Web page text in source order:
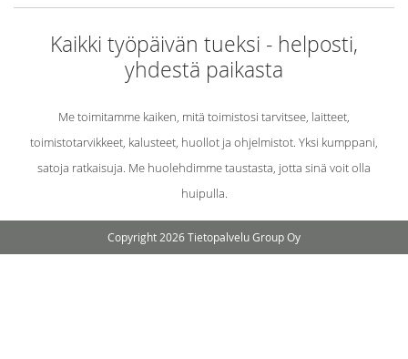
Kaikki työpäivän tueksi - helposti,
yhdestä paikasta
Me toimitamme kaiken, mitä toimistosi tarvitsee, laitteet,
toimistotarvikkeet, kalusteet, huollot ja ohjelmistot. Yksi kumppani,
satoja ratkaisuja. Me huolehdimme taustasta, jotta sinä voit olla
huipulla.
Copyright 2026 Tietopalvelu Group Oy